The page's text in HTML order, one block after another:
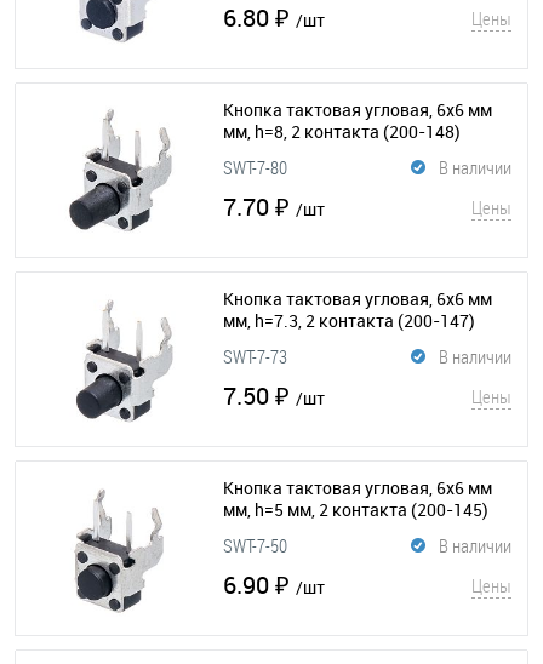
6.80 ₽ /шт Цены
Кнопка тактовая угловая, 6x6 мм
мм, h=8, 2 контакта (200-148)
В наличии
SWT-7-80
7.70 ₽ /шт Цены
Кнопка тактовая угловая, 6x6 мм
мм, h=7.3, 2 контакта (200-147)
В наличии
SWT-7-73
7.50 ₽ /шт Цены
Кнопка тактовая угловая, 6x6 мм
мм, h=5 мм, 2 контакта (200-145)
В наличии
SWT-7-50
6.90 ₽ /шт Цены